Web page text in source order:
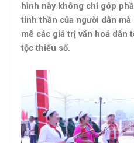
hình này không chỉ góp
tinh thần của người dân
mê các giá trị văn hoá dân
tộc thiểu số.